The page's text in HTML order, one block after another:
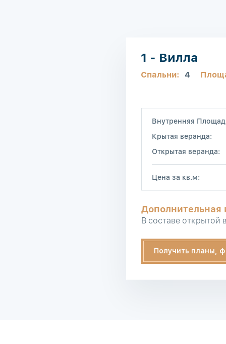
1 - Вилла
Спальни: 4
Внутренняя
Крытая веранда:
Открытая веранда:
Цена за кв.м:
В составе
Получить планы,